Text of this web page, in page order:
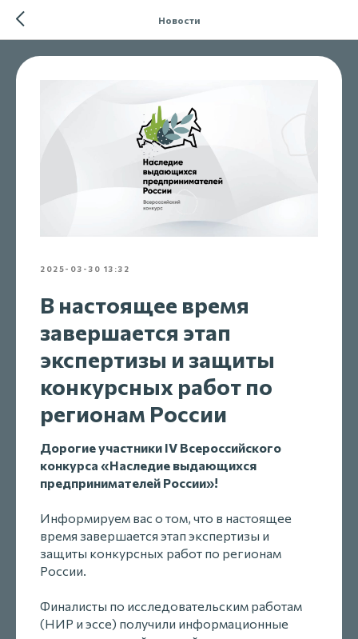
Новости
2025-03-30 13:32
В настоящее время
завершается этап
экспертизы и защиты
конкурсных работ по
регионам России
Дорогие участники IV Всероссийского
конкурса «Наследие выдающихся
предпринимателей России»!
Информируем вас о том, что в настоящее
время завершается этап экспертизы и
защиты конкурсных работ по регионам
России.
Финалисты по исследовательским работам
(НИР и эссе) получили информационные